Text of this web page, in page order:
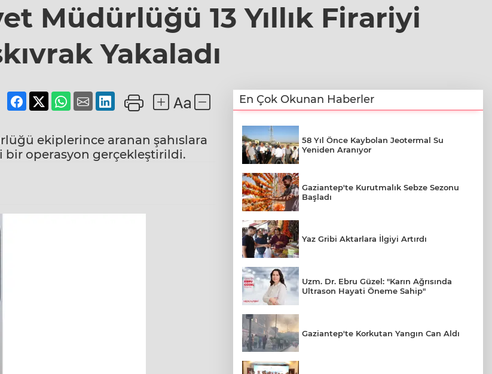
Müdürlüğü 13 Yıllık Firariyi
Yakaladı
ekiplerince aranan şahıslara
bir operasyon gerçekleştirildi.
En Çok Okunan Haberler
58 Yıl Önce Kaybolan Jeotermal Su
Yeniden Aranıyor
Gaziantep'te Kurutmalık Sebze Sezonu
Başladı
Yaz Gribi Aktarlara İlgiyi Artırdı
Uzm. Dr. Ebru Güzel: "Karın Ağrısında
Ultrason Hayati Öneme Sahip"
Gaziantep'te Korkutan Yangın Can Aldı